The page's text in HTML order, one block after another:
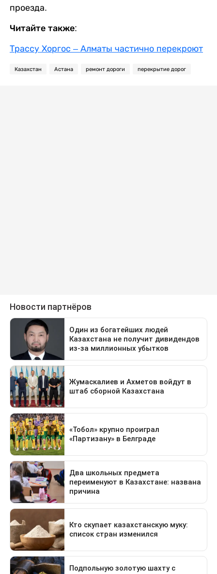
проезда.
Читайте также:
Трассу Хоргос – Алматы частично перекроют
Казахстан Астана ремонт дороги перекрытие дорог